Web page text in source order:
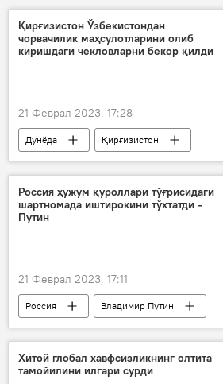
Қирғизистон Ўзбекистондан
чорвачилик маҳсулотларини олиб
киришдаги чекловларни бекор қилди
21 Феврал 2023, 17:28
Дунёда
Қирғизистон
Ўзбекистон
маҳсулот
Россия ҳужум қуроллари тўғрисидаги
шартномада иштирокини тўхтатди -
Путин
21 Феврал 2023, 17:11
Россия
Владимир Путин
шартнома
президентнинг парламентга мурожаатномаси
АҚШ
Хитой глобал хавфсизликнинг олтита
тамойилини илгари сурди